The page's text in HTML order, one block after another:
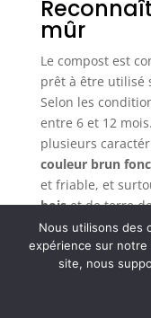
mûr
Le compost est
prêt à être utilisé
Selon les
entre 6 et 12
plusieurs
couleur brun
et friable, et
boiset de terre
sont plus
éléments plus
des noyaux.
Les
Nous utilisons des
expérience sur
site, nous